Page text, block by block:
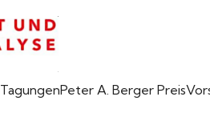
TagungenPeter A. Berger Preis